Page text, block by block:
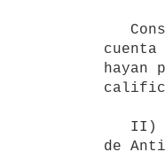
hayan
de